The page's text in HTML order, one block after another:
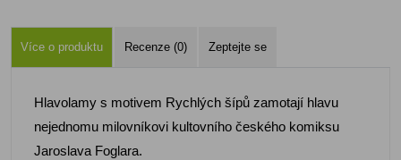
Více o produktu Recenze (0) Zeptejte se
Hlavolamy s motivem Rychlých šípů zamotají hlavu
nejednomu milovníkovi kultovního českého komiksu
Jaroslava Foglara.